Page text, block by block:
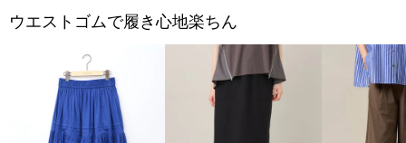
ウエストゴムで履き心地楽ちん